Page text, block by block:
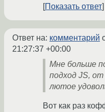
Показать ответ
Ответ на: комментарий
21:27:37 +00:00
Мне больше
подход JS,
лютое
Вот как раз